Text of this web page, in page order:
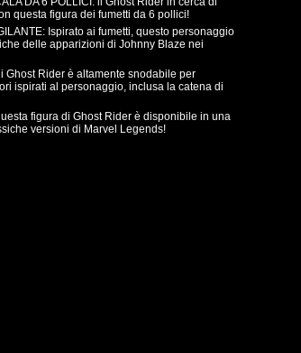
questa figura dei fumetti da 6 pollici!
Ispirato ai fumetti, questo personaggio
delle apparizioni di Johnny Blaze nei
Ghost Rider è altamente snodabile per
ispirati al personaggio, inclusa la catena di
figura di Ghost Rider è disponibile in una
versioni di Marvel Legends!